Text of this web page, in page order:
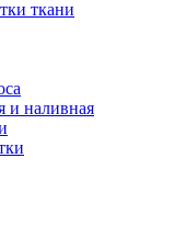
ткани
и наливная